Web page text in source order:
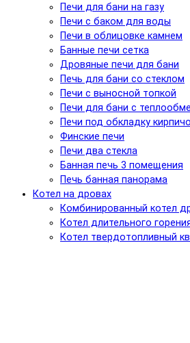
Печи для бани на газу
Печи с баком для воды
Печи в облицовке камнем
Банные печи сетка
Дровяные печи для бани
Печь для бани со стеклом
Печи с выносной топкой
Печи для бани с
Печи под обкладку
Финские печи
Печи два стекла
Банная печь 3 помещения
Печь банная панорама
Котел на дровах
Комбинированный котел
Котел длительного
Котел твердотопливный